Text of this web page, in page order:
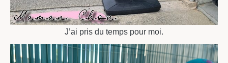
J’ai pris du temps pour moi.